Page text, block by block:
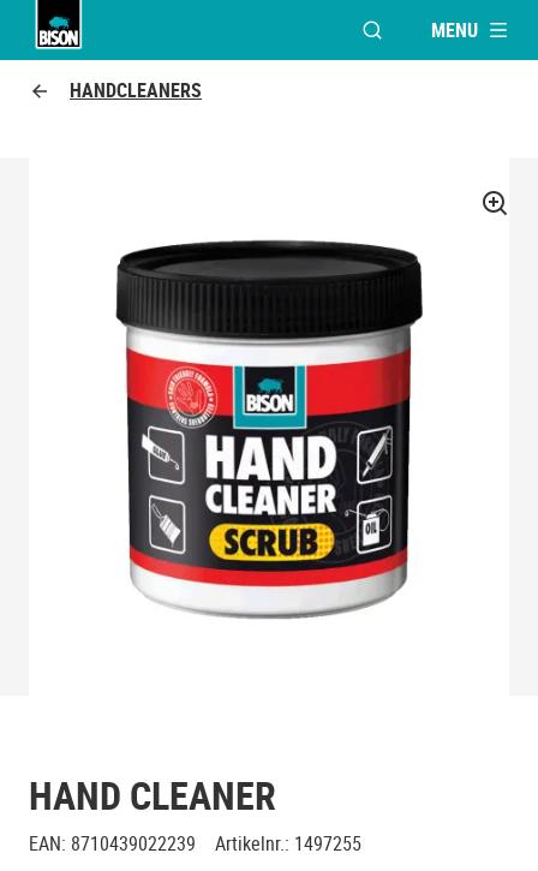
VENSTER OPENEN
MENU
HANDCLEANERS
HAND CLEANER
EAN: 8710439022239 Artikelnr.: 1497255